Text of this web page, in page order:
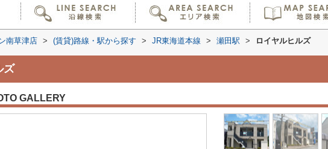
南草津店 > (賃貸)路線・駅から探す > JR東海道本線 > 瀬田駅 > ロイヤルヒルズ
ズ
GALLERY